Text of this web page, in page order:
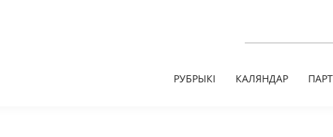
РУБРЫКІ КАЛЯНДАР